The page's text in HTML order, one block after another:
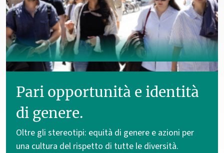
Pari opportunità e identità
di genere.
Oltre gli stereotipi: equità di genere e azioni per
una cultura del rispetto di tutte le diversità.